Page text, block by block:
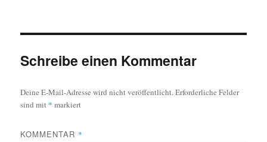
Schreibe einen Kommentar
Deine E-Mail-Adresse wird nicht veröffentlicht.Erforderliche Felder
sind mit * markiert
KOMMENTAR *